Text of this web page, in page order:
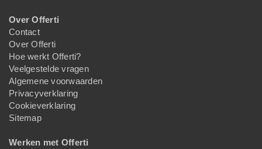
Over Offerti
Contact
Over Offerti
Hoe werkt Offerti?
Veelgestelde vragen
Algemene voorwaarden
Privacyverklaring
Cookieverklaring
Sitemap
Werken met Offerti